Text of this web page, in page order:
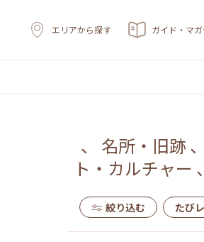
エリアから探す ガイド・マ
、 名所・旧跡 、
ト・カルチャー 、
絞り込む たび